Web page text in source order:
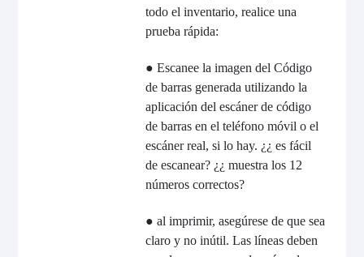
todo el inventario, realice una
prueba rápida:
● Escanee la imagen del Código
de barras generada utilizando la
aplicación del escáner de código
de barras en el teléfono móvil o el
escáner real, si lo hay. ¿¿ es fácil
de escanear? ¿¿ muestra los 12
números correctos?
● al imprimir, asegúrese de que sea
claro y no inútil. Las líneas deben